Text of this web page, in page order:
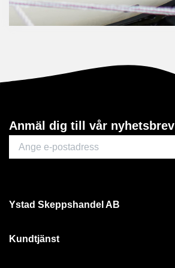
Anmäl dig till vår nyhetsbrev
Ystad Skeppshandel AB
Kundtjänst